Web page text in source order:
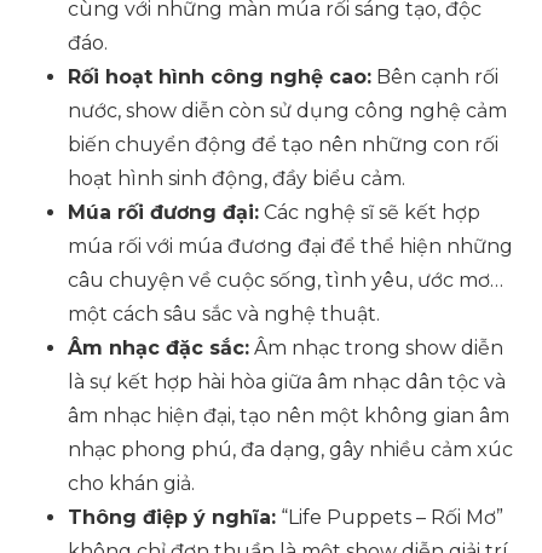
cùng với những màn múa rối sáng tạo, độc
đáo.
Rối hoạt hình công nghệ cao: Bên cạnh rối
nước, show diễn còn sử dụng công nghệ cảm
biến chuyển động để tạo nên những con rối
hoạt hình sinh động, đầy biểu cảm.
Múa rối đương đại: Các nghệ sĩ sẽ kết hợp
múa rối với múa đương đại để thể hiện những
câu chuyện về cuộc sống, tình yêu, ước mơ…
một cách sâu sắc và nghệ thuật.
Âm nhạc đặc sắc: Âm nhạc trong show diễn
là sự kết hợp hài hòa giữa âm nhạc dân tộc và
âm nhạc hiện đại, tạo nên một không gian âm
nhạc phong phú, đa dạng, gây nhiều cảm xúc
cho khán giả.
Thông điệp ý nghĩa: “Life Puppets – Rối Mơ”